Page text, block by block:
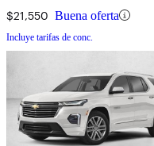
$21,550 Buena oferta
Incluye tarifas de conc.